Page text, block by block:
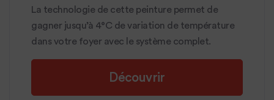
La technologie de cette peinture permet de
gagner jusqu’à 4°C de variation de température
dans votre foyer avec le système complet.
Découvrir